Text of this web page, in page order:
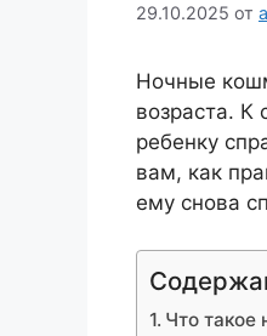
29.10.2025 от
Ночные
возраста. К
ребенку
вам, как
ему снова
Что